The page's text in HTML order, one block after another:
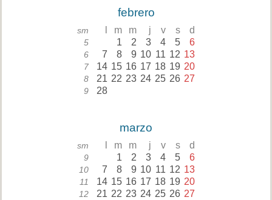
febrero
sm m m j v s d
5 1 2 3 4 5 6
6 7 8 9 10 11 12 13
7 14 15 16 17 18 19 20
8 21 22 23 24 25 26 27
9 28
marzo
sm m m j v s d
9 1 2 3 4 5 6
10 7 8 9 10 11 12 13
11 14 15 16 17 18 19 20
12 21 22 23 24 25 26 27